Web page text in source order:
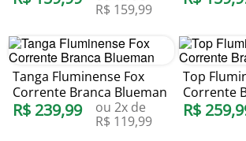
R$ 159,99
Tanga Fluminense Fox
Corrente Branca Blueman
R$ 239,99 ou 2x de
R$ 119,99
Top
Corrente
R$ 259,